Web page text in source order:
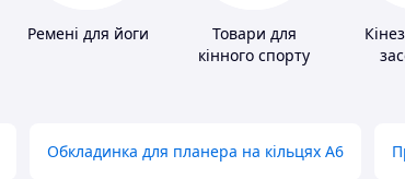
Ремені для йоги
Товари для
кінного спорту
Обкладинка для планера на кільцях А6